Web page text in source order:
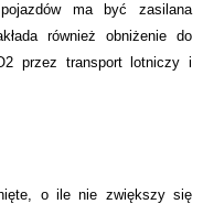
ma być zasilana
również obniżenie do
przez transport lotniczy i
o ile nie zwiększy się